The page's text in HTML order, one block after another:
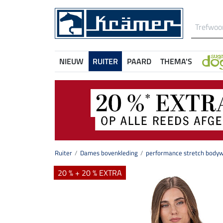
NIEUW RUITER PAARD THEMA'S
Ruiter Dames bovenkleding performance stretch
20 % + 20 % EXTRA